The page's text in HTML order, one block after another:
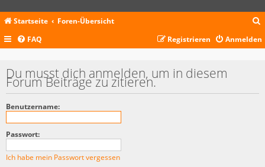
Startseite Foren-Übersicht
c
FAQ Anmelden
Registrieren
Du musst dich anmelden, um in diesem
Forum Beiträge zu zitieren.
Benutzername:
Passwort:
Ich habe mein Passwort vergessen